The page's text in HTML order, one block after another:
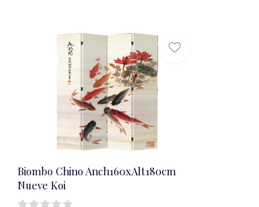
Biombo Chino Anch160xAlt180cm
Nueve Koi